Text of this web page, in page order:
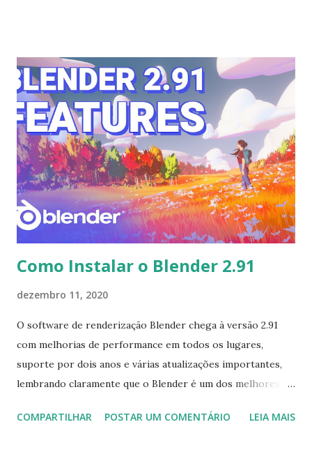
sudo add-apt-repository ppa:qbittorrent-
team/qbittorrent-stable $ sudo apt-get update $ sudo
apt-get install qbittorrent Para remover, execute: $ sudo
apt-get remove qbittorrent
Como Instalar o Blender 2.91
dezembro 11, 2020
O software de renderização Blender chega à versão 2.91
com melhorias de performance em todos os lugares,
suporte por dois anos e várias atualizações importantes,
lembrando claramente que o Blender é um dos melhores
possui uma interface gráficos personalizáveis ​​e fáceis de
COMPARTILHAR POSTAR UM COMENTÁRIO LEIA MAIS